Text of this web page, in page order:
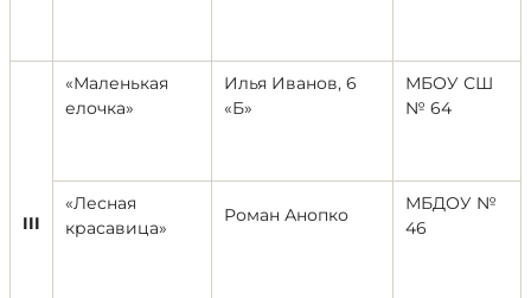
III
«Маленькая
елочка»
Илья Иванов, 6
«Б»
МБОУ СШ
№ 64
«Лесная
красавица»
Роман Анопко
МБДОУ №
46